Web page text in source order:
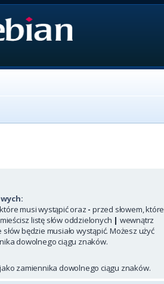
musi wystąpić oraz - przed słowem, które
listę słów oddzielonych | wewnątrz
będzie musiało wystąpić. Możesz użyć
dowolnego ciągu znaków.
zamiennika dowolnego ciągu znaków.